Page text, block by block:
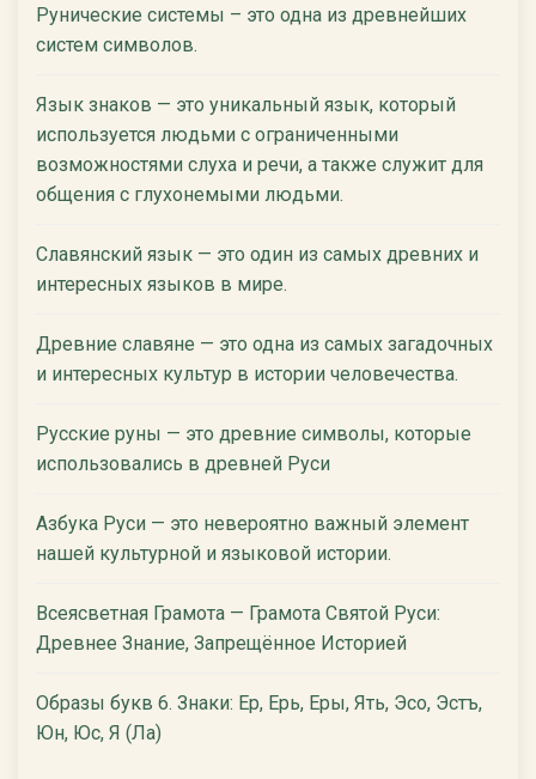
Рунические системы – это одна из древнейших
систем символов.
Язык знаков — это уникальный язык, который
используется людьми с ограниченными
возможностями слуха и речи, а также служит для
общения с глухонемыми людьми.
Славянский язык — это один из самых древних и
интересных языков в мире.
Древние славяне — это одна из самых загадочных
и интересных культур в истории человечества.
Русские руны — это древние символы, которые
использовались в древней Руси
Азбука Руси — это невероятно важный элемент
нашей культурной и языковой истории.
Всеясветная Грамота — Грамота Святой Руси:
Древнее Знание, Запрещённое Историей
Образы букв 6. Знаки: Ер, Ерь, Еры, Ять, Эсо, Эстъ,
Юн, Юс, Я (Ла)